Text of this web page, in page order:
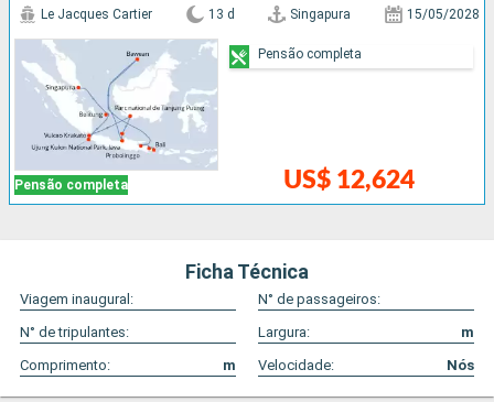
Pensão completa
Le Jacques Cartier 13 d Singapura 15/05/2028
US$ 12,624
Pensão completa
Ficha Técnica
Viagem inaugural:
N° de passageiros:
N° de tripulantes:
Largura:
m
Comprimento:
m Velocidade: Nós